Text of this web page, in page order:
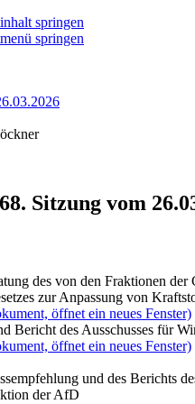
springen
springen
68. Sitzung vom
des von den Fraktionen
zur Anpassung von
öffnet ein neues Fenster)
Bericht des Ausschusses für
öffnet ein neues Fenster)
und des Berichts
der AfD